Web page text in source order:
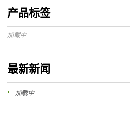
产品标签
加载中...
最新新闻
加载中...